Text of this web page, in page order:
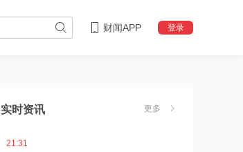
财闻APP 登录
实时资讯 更多
三大指数高开，美光、博通、英特尔集
21:31